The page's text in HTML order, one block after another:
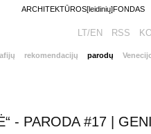
ARCHITEKTŪROS[leidinių]FONDAS
LT/EN RSS
rekomendacijų parodų
- PARODA #17 |